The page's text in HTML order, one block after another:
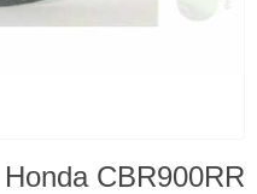
CBR900RR